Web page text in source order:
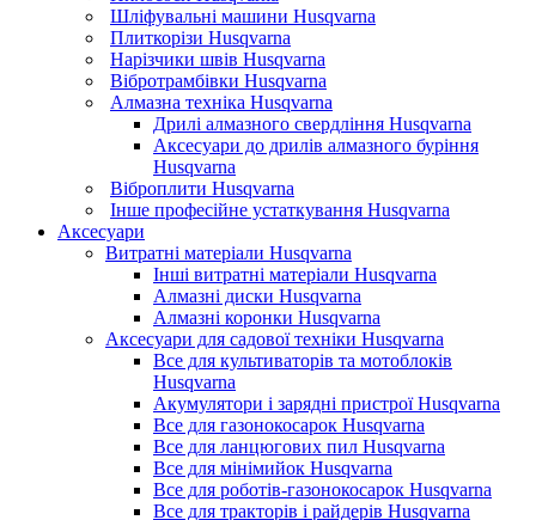
Шліфувальні машини Husqvarna
Плиткорізи Husqvarna
Нарізчики швів Husqvarna
Вібротрамбівки Husqvarna
Алмазна техніка Husqvarna
Дрилі алмазного свердління Husqvarna
Аксесуари до дрилів алмазного буріння
Husqvarna
Віброплити Husqvarna
Інше професійне устаткування Husqvarna
Аксесуари
Витратні матеріали Husqvarna
Інші витратні матеріали Husqvarna
Алмазні диски Husqvarna
Алмазні коронки Husqvarna
Аксесуари для садової техніки Husqvarna
Все для культиваторів та мотоблоків
Husqvarna
Акумулятори і зарядні пристрої Husqvarna
Все для газонокосарок Husqvarna
Все для ланцюгових пил Husqvarna
Все для мінімийок Husqvarna
Все для роботів-газонокосарок Husqvarna
Все для тракторів і райдерів Husqvarna